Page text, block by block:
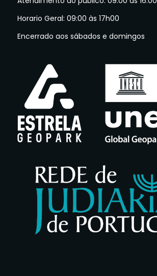
Horario Geral: 09:00 às 17h00
Encerrado aos sábados e domingos